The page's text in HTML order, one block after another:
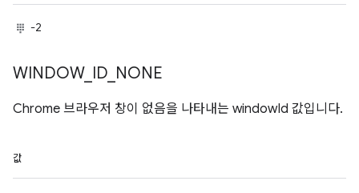
-2
WINDOW_ ID NONE
Chrome 브라우저 창이 없음을 나타내는 windowId 값입니다.
값